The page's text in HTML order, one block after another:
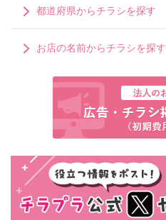
都道府県からチラシを探す
お店の名前からチラシを探す